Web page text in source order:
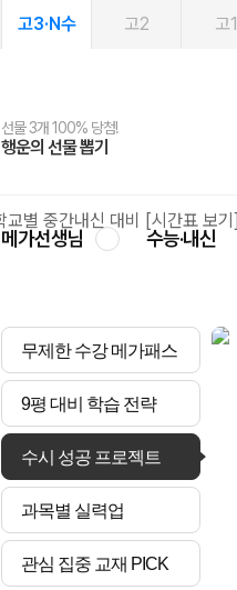
고3·N수 고2 고1
선물 3개 100% 당첨!
행운의 선물 뽑기
선물 100% 증정!
메가스터디 X 올리브
여름방학 스터디 캐시백
메가런 썸머스쿨
2027 러셀 단과
강사 공개선발
스마트러닝앱
설문 EVENT
메가패스
3일 무료 체험권
메가패스 수강생 무료혜택!
메가클럽 멤버십
사회공헌 캠페인
희망이룸 메가나눔
메가선생님 수능·내신
무제한 수강 메가패스
9평 대비 학습 전략
수시 성공 프로젝트
과목별 실력업
관심 집중 교재 PICK